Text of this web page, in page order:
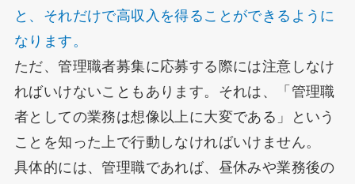
と、それだけで高収入を得ることができるように
なります。
ただ、管理職者募集に応募する際には注意しなけ
ればいけないこともあります。それは、「管理職
者としての業務は想像以上に大変である」という
ことを知った上で行動しなければいけません。
具体的には、管理職であれば、昼休みや業務後の